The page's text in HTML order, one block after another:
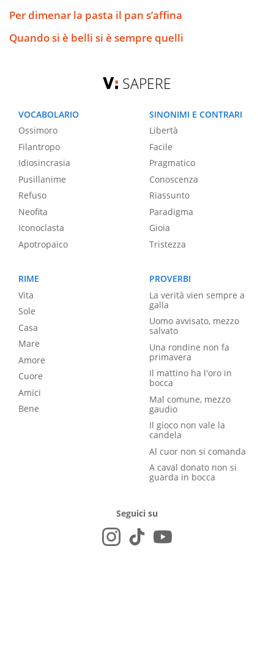
Per dimenar la pasta il pan s’affina
Quando si è belli si è sempre quelli
SAPERE
VOCABOLARIO
Ossimoro
Filantropo
Idiosincrasia
Pusillanime
Refuso
Neofita
Iconoclasta
Apotropaico
SINONIMI E CONTRARI
Libertà
Facile
Pragmatico
Conoscenza
Riassunto
Paradigma
Gioia
Tristezza
RIME
Vita
Sole
Casa
Mare
Amore
Cuore
Amici
Bene
PROVERBI
La verità vien sempre a
galla
Uomo avvisato, mezzo
salvato
Una rondine non fa
primavera
Il mattino ha l'oro in
bocca
Mal comune, mezzo
gaudio
Il gioco non vale la
candela
Al cuor non si comanda
A caval donato non si
guarda in bocca
Seguici su